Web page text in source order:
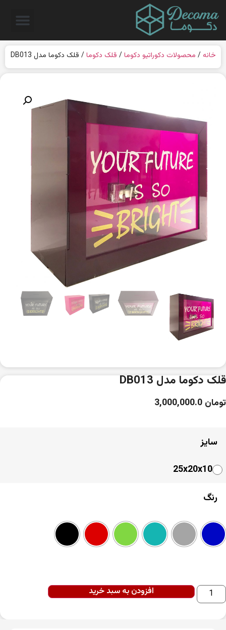
خانه / محصولات دکوراتیو دکوما/ قلک دکوما/ قلک دکوما مدل DB013
قلک دکوما مدل DB013
تومان
سایز
25x20x10
رنگ
افزودن به سبد خرید